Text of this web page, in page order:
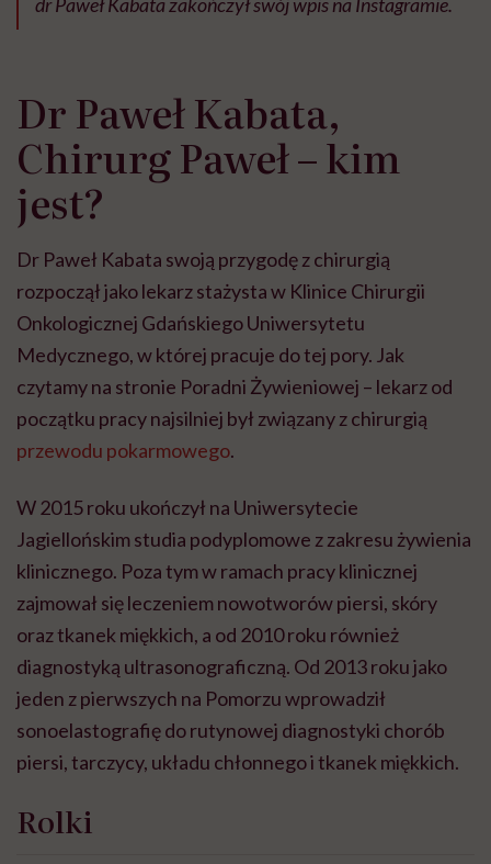
dr Paweł Kabata zakończył swój wpis na Instagramie.
Dr Paweł Kabata,
Chirurg Paweł – kim
jest?
Dr Paweł Kabata swoją przygodę z chirurgią
rozpoczął jako lekarz stażysta w Klinice Chirurgii
Onkologicznej Gdańskiego Uniwersytetu
Medycznego, w której pracuje do tej pory. Jak
czytamy na stronie Poradni Żywieniowej – lekarz od
początku pracy najsilniej był związany z chirurgią
przewodu pokarmowego.
W 2015 roku ukończył na Uniwersytecie
Jagiellońskim studia podyplomowe z zakresu żywienia
klinicznego. Poza tym w ramach pracy klinicznej
zajmował się leczeniem nowotworów piersi, skóry
oraz tkanek miękkich, a od 2010 roku również
diagnostyką ultrasonograficzną. Od 2013 roku jako
jeden z pierwszych na Pomorzu wprowadził
sonoelastografię do rutynowej diagnostyki chorób
piersi, tarczycy, układu chłonnego i tkanek miękkich.
Rolki